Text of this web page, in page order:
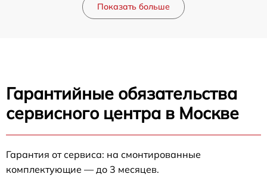
Показать больше
Гарантийные обязательства
сервисного центра в Москве
Гарантия от сервиса: на смонтированные
комплектующие — до 3 месяцев.